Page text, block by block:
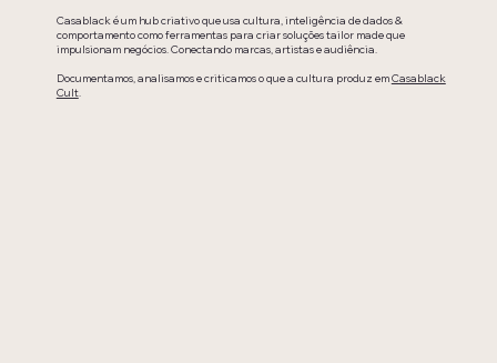
Casablack é um hub criativo que usa cultura, inteligência de dados &
comportamento como ferramentas para criar soluções tailor made que
impulsionam negócios. Conectando marcas, artistas e audiência.
Documentamos, analisamos e criticamos o que a cultura produz emCasablack
Cult.